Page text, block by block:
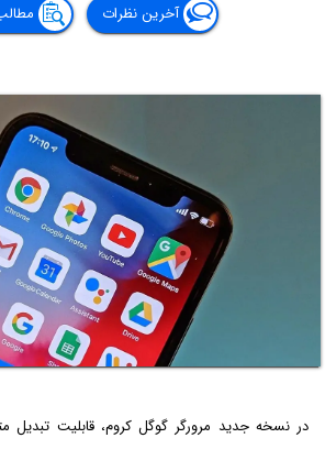
آخرین نظرات
در نسخه جدید مرورگر گوگل کروم، قابلیت تبدیل